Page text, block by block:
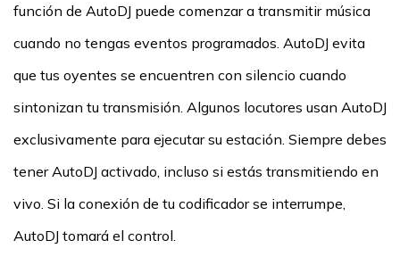
función de AutoDJ puede comenzar a transmitir música
cuando no tengas eventos programados. AutoDJ evita
que tus oyentes se encuentren con silencio cuando
sintonizan tu transmisión. Algunos locutores usan AutoDJ
exclusivamente para ejecutar su estación. Siempre debes
tener AutoDJ activado, incluso si estás transmitiendo en
vivo. Si la conexión de tu codificador se interrumpe,
AutoDJ tomará el control.